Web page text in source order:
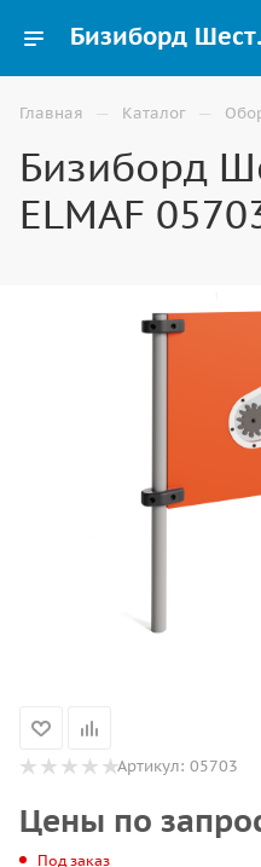
Бизиборд
Главная — Каталог —
Бизиборд
ELMAF
Артикул: 05703
Цены по
Под заказ